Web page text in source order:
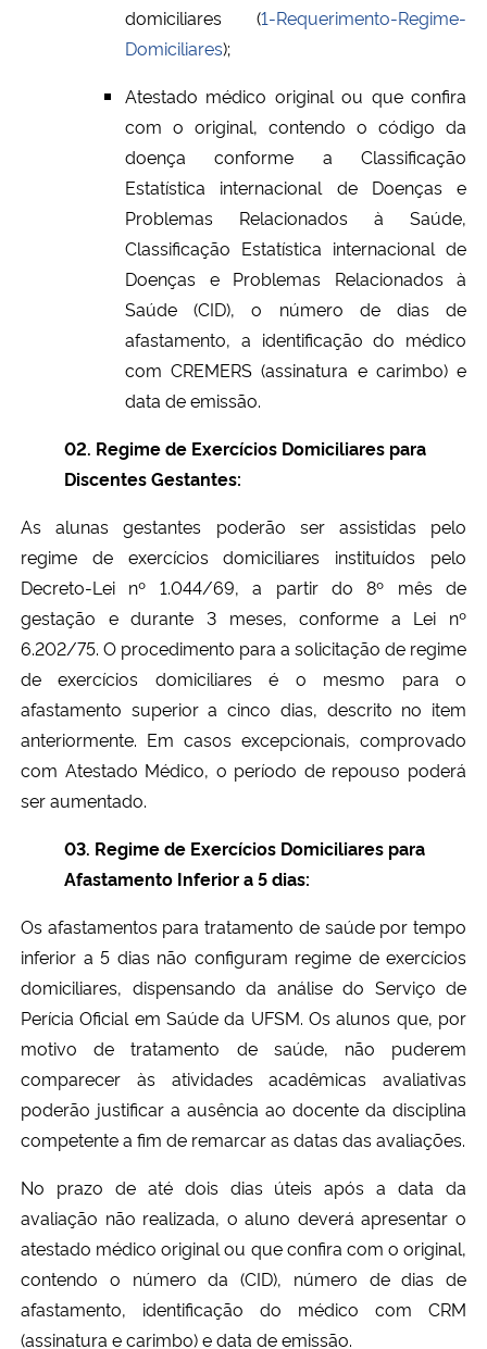
domiciliares (1-Requerimento-Regime-
Domiciliares);
Atestado médico original ou que confira
com o original, contendo o código da
doença conforme a Classificação
Estatística internacional de Doenças e
Problemas Relacionados à Saúde,
Classificação Estatística internacional de
Doenças e Problemas Relacionados à
Saúde (CID), o número de dias de
afastamento, a identificação do médico
com CREMERS (assinatura e carimbo) e
data de emissão.
02. Regime de Exercícios Domiciliares para
Discentes Gestantes:
As alunas gestantes poderão ser assistidas pelo
regime de exercícios domiciliares instituídos pelo
Decreto-Lei nº 1.044/69, a partir do 8º mês de
gestação e durante 3 meses, conforme a Lei nº
6.202/75. O procedimento para a solicitação de regime
de exercícios domiciliares é o mesmo para o
afastamento superior a cinco dias, descrito no item
anteriormente. Em casos excepcionais, comprovado
com Atestado Médico, o período de repouso poderá
ser aumentado.
03. Regime de Exercícios Domiciliares para
Afastamento Inferior a 5 dias:
Os afastamentos para tratamento de saúde por tempo
inferior a 5 dias não configuram regime de exercícios
domiciliares, dispensando da análise do Serviço de
Perícia Oficial em Saúde da UFSM. Os alunos que, por
motivo de tratamento de saúde, não puderem
comparecer às atividades acadêmicas avaliativas
poderão justificar a ausência ao docente da disciplina
competente a fim de remarcar as datas das avaliações.
No prazo de até dois dias úteis após a data da
avaliação não realizada, o aluno deverá apresentar o
atestado médico original ou que confira com o original,
contendo o número da (CID), número de dias de
afastamento, identificação do médico com CRM
(assinatura e carimbo) e data de emissão.